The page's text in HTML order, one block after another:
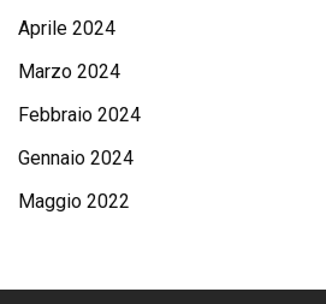
Aprile 2024
Marzo 2024
Febbraio 2024
Gennaio 2024
Maggio 2022